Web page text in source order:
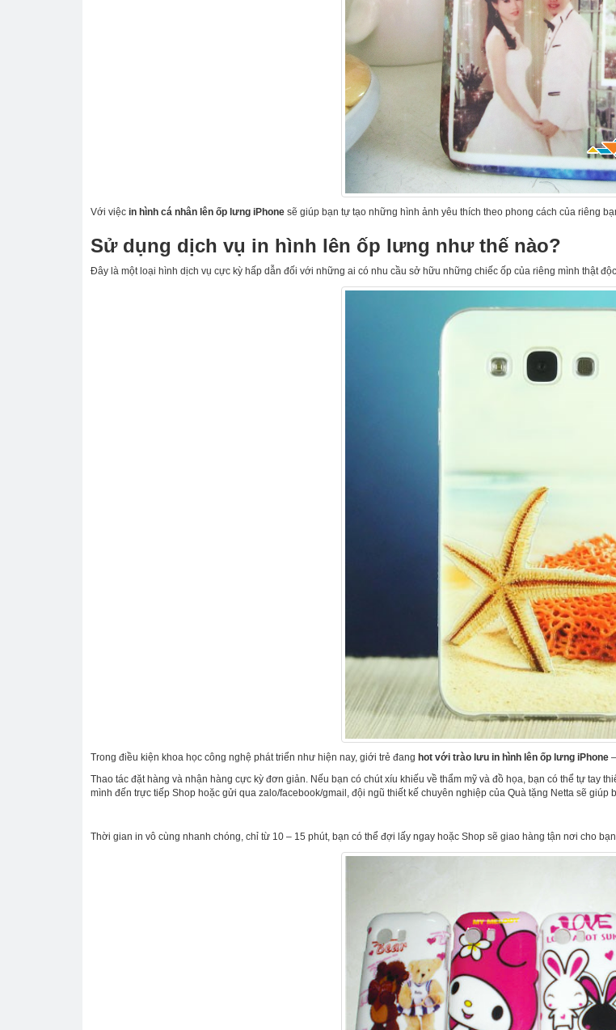
Với việc in hình cá nhân lên ốp lưng iPhone sẽ giúp bạn tự tạo những hình ảnh yêu thích theo phong cách của riêng
Sử dụng dịch vụ in hình lên ốp lưng như thế nào?
Đây là một loại hình dịch vụ cực kỳ hấp dẫn đối với những ai có nhu cầu sở hữu những chiếc ốp của riêng mình thật
Trong điều kiện khoa học công nghệ phát triển như hiện nay, giới trẻ đang hot với trào lưu in hình lên ốp lưng iPhone
Thao tác đặt hàng và nhận hàng cực kỳ đơn giản. Nếu bạn có chút xíu khiếu về thẩm mỹ và đồ họa, bạn có thể tự tay
mình đến trực tiếp Shop hoặc gửi qua zalo/facebook/gmail, đội ngũ thiết kế chuyên nghiệp của Quà tặng Netta sẽ
Thời gian in vô cùng nhanh chóng, chỉ từ 10 – 15 phút, bạn có thể đợi lấy ngay hoặc Shop sẽ giao hàng tận nơi cho